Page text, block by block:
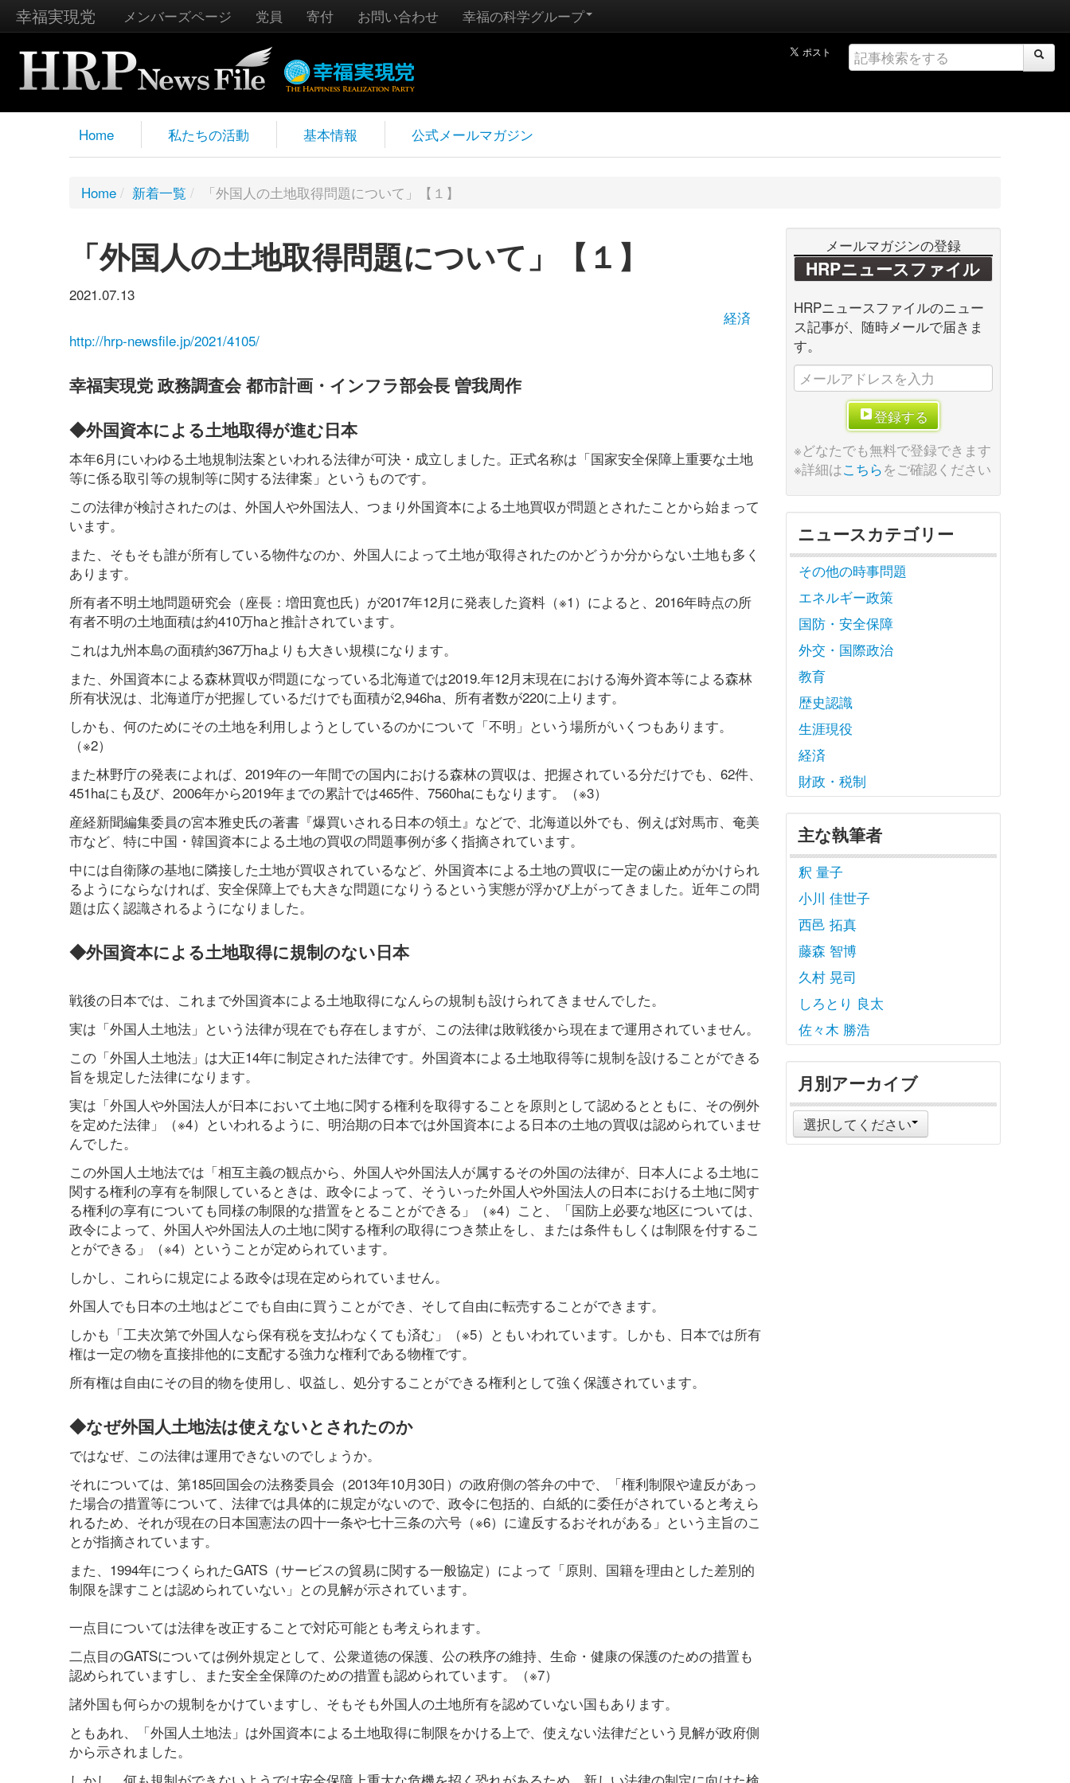
幸福実現党 メンバーズページ 党員 寄付 お問い合わせ 幸福の科学グループ
Home 私たちの活動 基本情報 公式メールマガジン
Home / 新着一覧 / 「外国人の土地取得問題について」【１】
「外国人の土地取得問題について」【１】
2021.07.13
経済
http://hrp-newsfile.jp/2021/4105/
幸福実現党 政務調査会 都市計画・インフラ部会長 曽我周作
◆外国資本による土地取得が進む日本
本年6月にいわゆる土地規制法案といわれる法律が可決・成立しました。正式名称は「国家安全保障上重要な土地
等に係る取引等の規制等に関する法律案」というものです。
この法律が検討されたのは、外国人や外国法人、つまり外国資本による土地買収が問題とされたことから始まって
います。
また、そもそも誰が所有している物件なのか、外国人によって土地が取得されたのかどうか分からない土地も多く
あります。
所有者不明土地問題研究会（座長：増田寛也氏）が2017年12月に発表した資料（※1）によると、2016年時点の所
有者不明の土地面積は約410万haと推計されています。
これは九州本島の面積約367万haよりも大きい規模になります。
また、外国資本による森林買収が問題になっている北海道では2019.年12月末現在における海外資本等による森林
所有状況は、北海道庁が把握しているだけでも面積が2,946ha、所有者数が220に上ります。
しかも、何のためにその土地を利用しようとしているのかについて「不明」という場所がいくつもあります。
（※2）
また林野庁の発表によれば、2019年の一年間での国内における森林の買収は、把握されている分だけでも、62件、
451haにも及び、2006年から2019年までの累計では465件、7560haにもなります。（※3）
産経新聞編集委員の宮本雅史氏の著書『爆買いされる日本の領土』などで、北海道以外でも、例えば対馬市、奄美
市など、特に中国・韓国資本による土地の買収の問題事例が多く指摘されています。
中には自衛隊の基地に隣接した土地が買収されているなど、外国資本による土地の買収に一定の歯止めがかけられ
るようにならなければ、安全保障上でも大きな問題になりうるという実態が浮かび上がってきました。近年この問
題は広く認識されるようになりました。
◆外国資本による土地取得に規制のない日本
戦後の日本では、これまで外国資本による土地取得になんらの規制も設けられてきませんでした。
実は「外国人土地法」という法律が現在でも存在しますが、この法律は敗戦後から現在まで運用されていません。
この「外国人土地法」は大正14年に制定された法律です。外国資本による土地取得等に規制を設けることができる
旨を規定した法律になります。
実は「外国人や外国法人が日本において土地に関する権利を取得することを原則として認めるとともに、その例外
を定めた法律」（※4）といわれるように、明治期の日本では外国資本による日本の土地の買収は認められていませ
んでした。
この外国人土地法では「相互主義の観点から、外国人や外国法人が属するその外国の法律が、日本人による土地に
関する権利の享有を制限しているときは、政令によって、そういった外国人や外国法人の日本における土地に関す
る権利の享有についても同様の制限的な措置をとることができる」（※4）こと、「国防上必要な地区については、
政令によって、外国人や外国法人の土地に関する権利の取得につき禁止をし、または条件もしくは制限を付するこ
とができる」（※4）ということが定められています。
しかし、これらに規定による政令は現在定められていません。
外国人でも日本の土地はどこでも自由に買うことができ、そして自由に転売することができます。
しかも「工夫次第で外国人なら保有税を支払わなくても済む」（※5）ともいわれています。しかも、日本では所有
権は一定の物を直接排他的に支配する強力な権利である物権です。
所有権は自由にその目的物を使用し、収益し、処分することができる権利として強く保護されています。
◆なぜ外国人土地法は使えないとされたのか
ではなぜ、この法律は運用できないのでしょうか。
それについては、第185回国会の法務委員会（2013年10月30日）の政府側の答弁の中で、「権利制限や違反があっ
た場合の措置等について、法律では具体的に規定がないので、政令に包括的、白紙的に委任がされていると考えら
れるため、それが現在の日本国憲法の四十一条や七十三条の六号（※6）に違反するおそれがある」という主旨のこ
とが指摘されています。
また、1994年につくられたGATS（サービスの貿易に関する一般協定）によって「原則、国籍を理由とした差別的
制限を課すことは認められていない」との見解が示されています。
一点目については法律を改正することで対応可能とも考えられます。
二点目のGATSについては例外規定として、公衆道徳の保護、公の秩序の維持、生命・健康の保護のための措置も
認められていますし、また安全全保障のための措置も認められています。（※7）
諸外国も何らかの規制をかけていますし、そもそも外国人の土地所有を認めていない国もあります。
ともあれ、「外国人土地法」は外国資本による土地取得に制限をかける上で、使えない法律だという見解が政府側
から示されました。
メールマガジンの登録
HRPニュースファイル
HRPニュースファイルのニュー
ス記事が、随時メールで届きま
す。
登録する
※どなたでも無料で登録できます
※詳細はこちらをご確認ください
ニュースカテゴリー
その他の時事問題
エネルギー政策
国防・安全保障
外交・国際政治
教育
歴史認識
生涯現役
経済
財政・税制
主な執筆者
釈 量子
小川 佳世子
西邑 拓真
藤森 智博
久村 晃司
しろとり 良太
佐々木 勝浩
月別アーカイブ
選択してください